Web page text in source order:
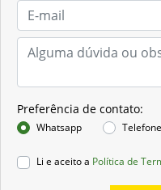
Preferência de contato:
Whatsapp Telefone
Li e aceito a Política de